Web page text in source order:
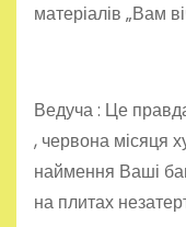
матеріалів „Вам
Ведуча : Це
, червона місяця
наймення Ваші
на плитах